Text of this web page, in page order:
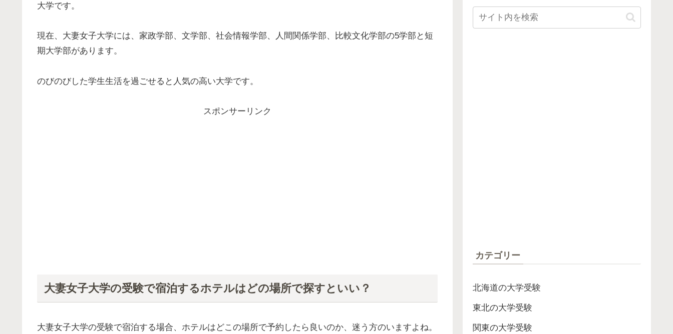
大学です。
現在、大妻女子大学には、家政学部、文学部、社会情報学部、人間関係学部、比較文化学部の5学部と短
期大学部があります。
のびのびした学生生活を過ごせると人気の高い大学です。
スポンサーリンク
大妻女子大学の受験で宿泊するホテルはどの場所で探すといい？
大妻女子大学の受験で宿泊する場合、ホテルはどこの場所で予約したら良いのか、迷う方のいますよね。
カテゴリー
北海道の大学受験
東北の大学受験
関東の大学受験